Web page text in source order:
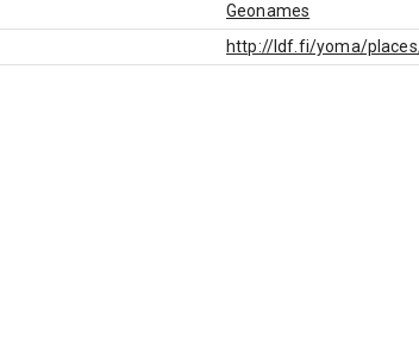
Geonames
http://ldf.fi/yoma/